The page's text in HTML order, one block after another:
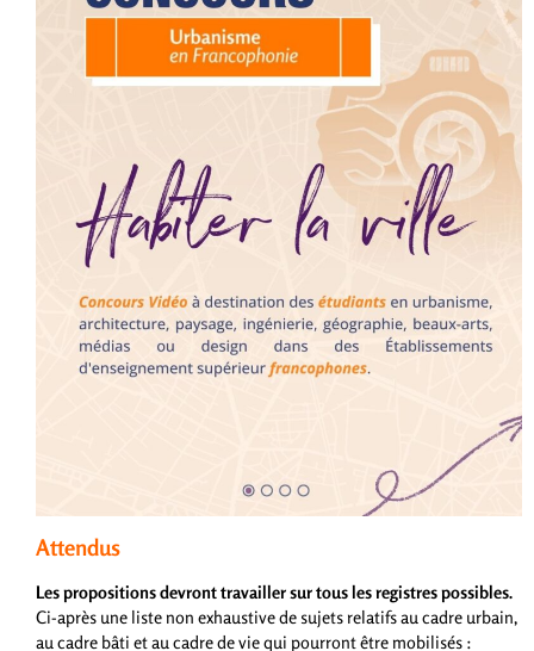
Attendus
Les propositions devront travailler sur tous les registres possibles.
Ci-après une liste non exhaustive de sujets relatifs au cadre urbain,
au cadre bâti et au cadre de vie qui pourront être mobilisés :